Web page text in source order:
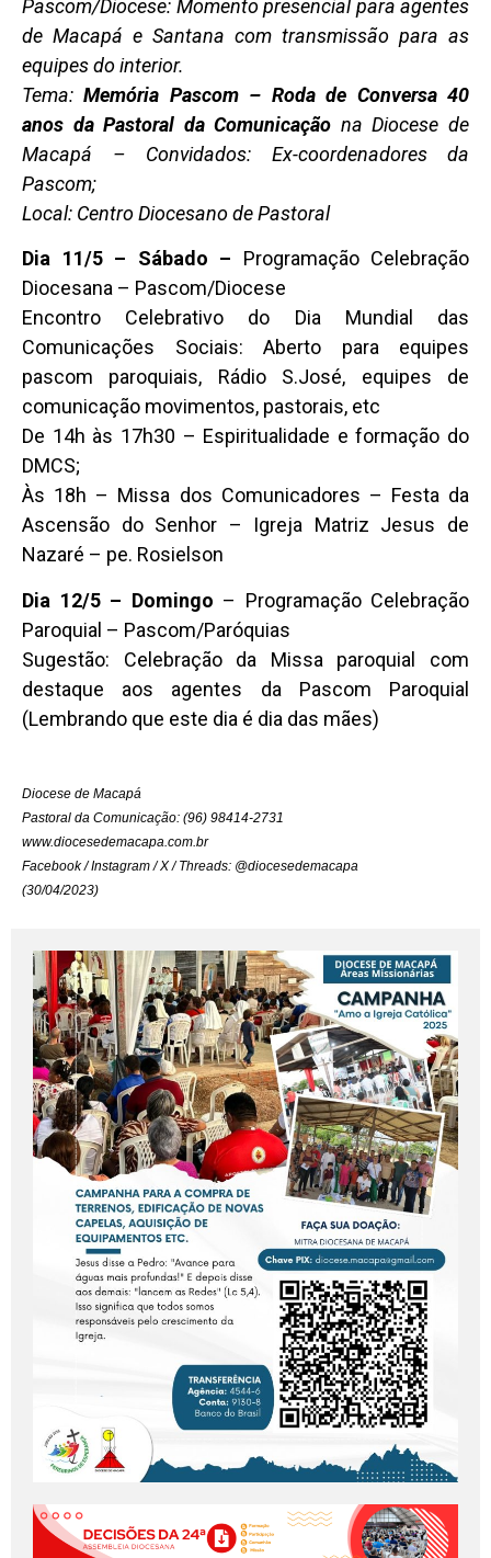
Pascom/Diocese: Momento presencial para agentes
de Macapá e Santana com transmissão para as
equipes do interior.
Tema:Memória Pascom – Roda de Conversa 40
anos da Pastoral da Comunicação na Diocese de
Macapá – Convidados: Ex-coordenadores da
Pascom;
Local: Centro Diocesano de Pastoral
Dia 11/5 – Sábado – Programação Celebração
Diocesana – Pascom/Diocese
Encontro Celebrativo do Dia Mundial das
Comunicações Sociais: Aberto para equipes
pascom paroquiais, Rádio S.José, equipes de
comunicação movimentos, pastorais, etc
De 14h às 17h30 – Espiritualidade e formação do
DMCS;
Às 18h – Missa dos Comunicadores – Festa da
Ascensão do Senhor – Igreja Matriz Jesus de
Nazaré – pe. Rosielson
Dia 12/5 – Domingo – Programação Celebração
Paroquial – Pascom/Paróquias
Sugestão: Celebração da Missa paroquial com
destaque aos agentes da Pascom Paroquial
(Lembrando que este dia é dia das mães)
Diocese de Macapá
Pastoral da Comunicação: (96) 98414-2731
www.diocesedemacapa.com.br
Facebook / Instagram / X / Threads: @diocesedemacapa
(30/04/2023)